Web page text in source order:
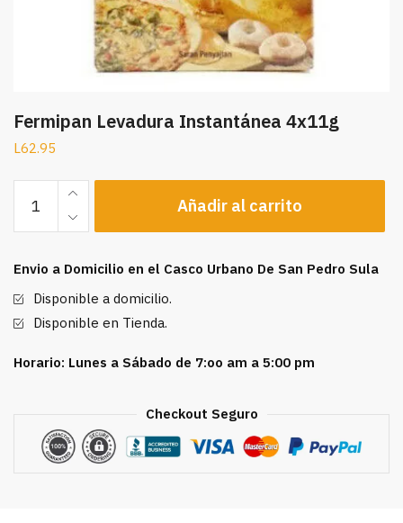
Fermipan Levadura Instantánea 4x11g
L62.95
Fermipan
Levadura
Instantánea
cantidad
Añadir al carrito
Envio a Domicilio en el Casco Urbano De San Pedro Sula
Disponible a domicilio.
Disponible en Tienda.
Horario: Lunes a Sábado de 7:oo am a 5:00 pm
Checkout Seguro